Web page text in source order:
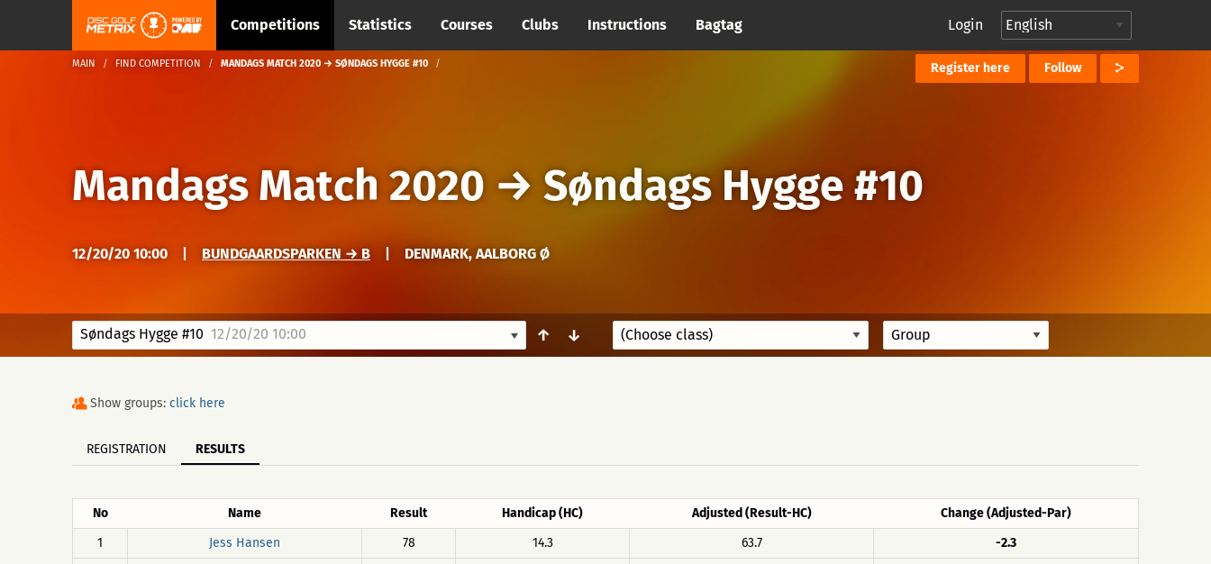
Competitions Statistics Courses Clubs Instructions Bagtag Login
MAIN FIND COMPETITION MANDAGS MATCH 2020 → SØNDAGS HYGGE #10 Register here Follow
Mandags Match 2020→ Søndags Hygge #10
12/20/20 10:00 BUNDGAARDSPARKEN → B DENMARK, AALBORG Ø
Søndags Hygge #10 12/20/20 10:00 ↑ ↓
Show groups: click here
REGISTRATION RESULTS
No Name Result Handicap (HC) Adjusted (Result-HC)
Change (Adjusted-Par)
1
Jess Hansen 78 14.3 63.7
-2.3